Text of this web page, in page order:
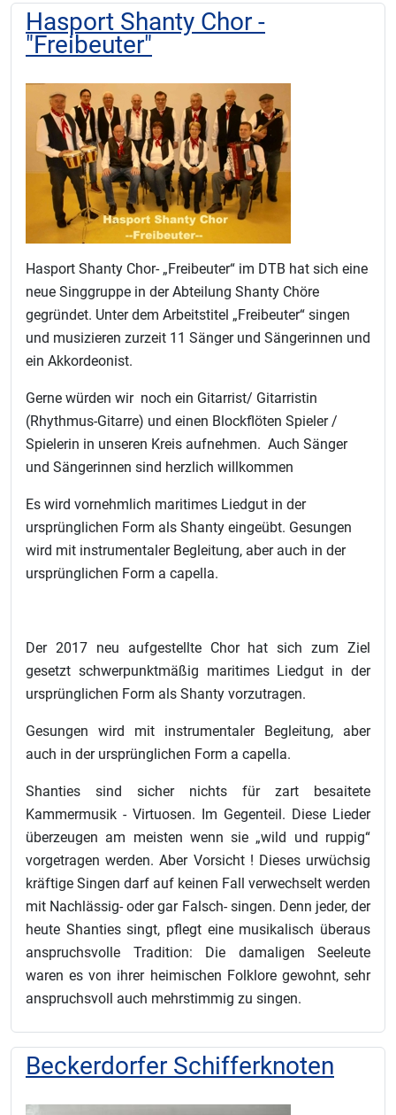
Hasport Shanty Chor -
"Freibeuter"
Hasport Shanty Chor- „Freibeuter“ im DTB hat sich eine
neue Singgruppe in der Abteilung Shanty Chöre
gegründet. Unter dem Arbeitstitel „Freibeuter“ singen
und musizieren zurzeit 11 Sänger und Sängerinnen und
ein Akkordeonist.
Gerne würden wir noch ein Gitarrist/ Gitarristin
(Rhythmus-Gitarre) und einen Blockflöten Spieler /
Spielerin in unseren Kreis aufnehmen. Auch Sänger
und Sängerinnen sind herzlich willkommen
Es wird vornehmlich maritimes Liedgut in der
ursprünglichen Form als Shanty eingeübt. Gesungen
wird mit instrumentaler Begleitung, aber auch in der
ursprünglichen Form a capella.
Der 2017 neu aufgestellte Chor hat sich zum Ziel
gesetzt schwerpunktmäßig maritimes Liedgut in der
ursprünglichen Form als Shanty vorzutragen.
Gesungen wird mit instrumentaler Begleitung, aber
auch in der ursprünglichen Form a capella.
Shanties sind sicher nichts für zart besaitete
Kammermusik - Virtuosen. Im Gegenteil. Diese Lieder
überzeugen am meisten wenn sie „wild und ruppig“
vorgetragen werden. Aber Vorsicht ! Dieses urwüchsig
kräftige Singen darf auf keinen Fall verwechselt werden
mit Nachlässig- oder gar Falsch- singen. Denn jeder, der
heute Shanties singt, pflegt eine musikalisch überaus
anspruchsvolle Tradition: Die damaligen Seeleute
waren es von ihrer heimischen Folklore gewohnt, sehr
anspruchsvoll auch mehrstimmig zu singen.
Beckerdorfer Schifferknoten